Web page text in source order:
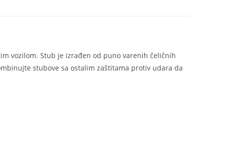
vozilom. Stub je izrađen od puno varenih čeličnih
stubove sa ostalim zaštitama protiv udara da